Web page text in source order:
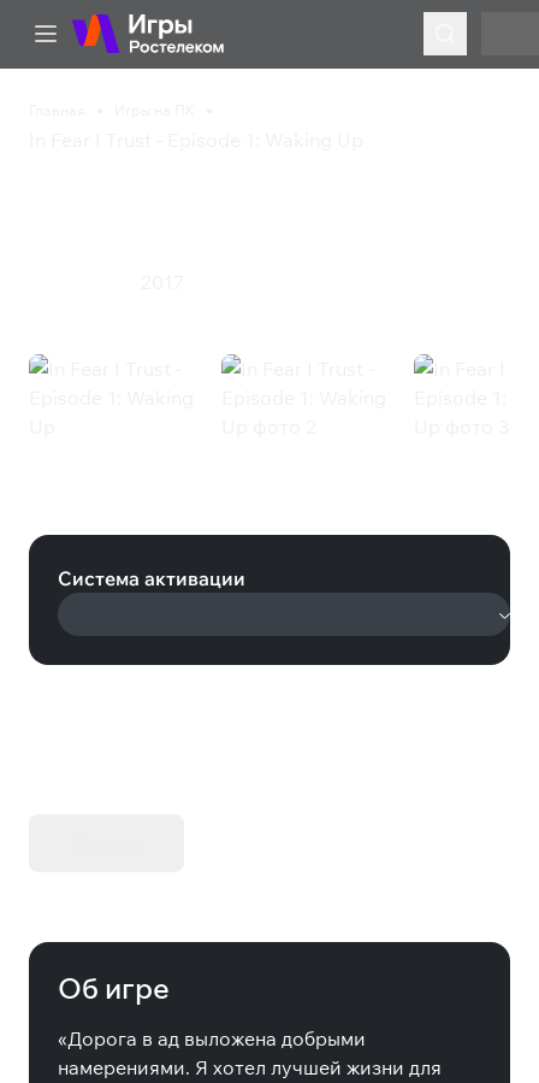
Система активации
Об игре
«Дорога в ад выложена добрыми
намерениями. Я хотел лучшей жизни для